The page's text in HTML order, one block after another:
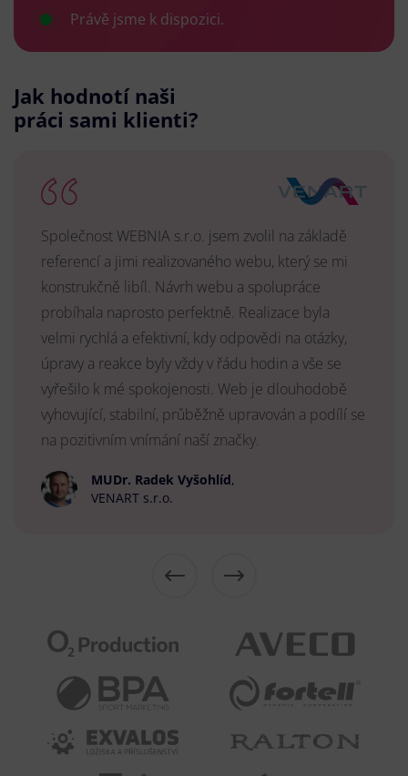
Právě jsme k dispozici.
Jak hodnotí naši
práci sami klienti?
Společnost WEBNIA s.r.o. jsem zvolil na základě
referencí a jimi realizovaného webu, který se mi
konstrukčně libíl. Návrh webu a spolupráce
probíhala naprosto perfektně. Realizace byla
velmi rychlá a efektivní, kdy odpovědi na otázky,
úpravy a reakce byly vždy v řádu hodin a vše se
vyřešilo k mé spokojenosti. Web je dlouhodobě
vyhovující, stabilní, průběžně upravován a podílí se
na pozitivním vnímání naší značky.
MUDr. Radek Vyšohlíd,
VENART s.r.o.